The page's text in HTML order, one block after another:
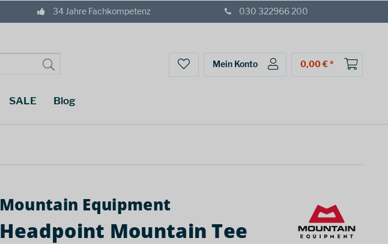
34 Jahre Fachkompetenz 030 322966 200
Mein Konto 0,00 € *
SALE Blog
Mountain Equipment
Headpoint Mountain Tee